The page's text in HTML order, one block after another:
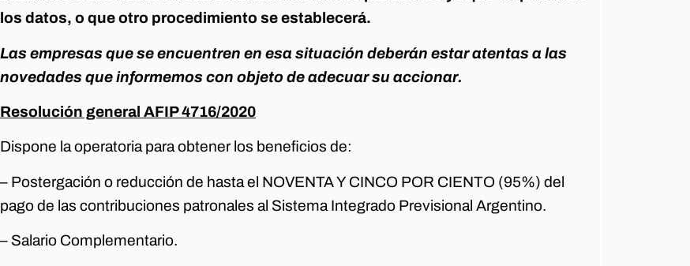
los datos, o que otro procedimiento se establecerá.
Las empresas que se encuentren en esa situación deberán estar atentas a las
novedades que informemos con objeto de adecuar su accionar.
Resolución general AFIP 4716/2020
Dispone la operatoria para obtener los beneficios de:
– Postergación o reducción de hasta el NOVENTA Y CINCO POR CIENTO (95%) del
pago de las contribuciones patronales al Sistema Integrado Previsional Argentino.
– Salario Complementario.